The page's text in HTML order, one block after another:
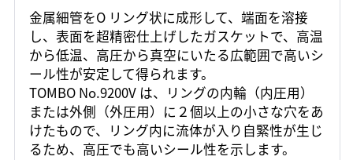
金属細管をO リング状に成形して、端面を溶接
し、表面を超精密仕上げしたガスケットで、高温
から低温、高圧から真空にいたる広範囲で高いシ
ール性が安定して得られます。
TOMBO No.9200V は、リングの内輪（内圧用）
または外側（外圧用）に２個以上の小さな穴をあ
けたもので、リング内に流体が入り自緊性が生じ
るため、高圧でも高いシール性を示します。